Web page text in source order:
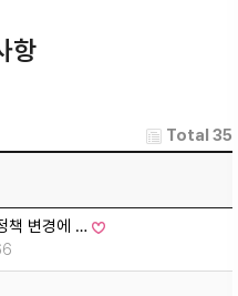
항
Total 35
책 변경에 …